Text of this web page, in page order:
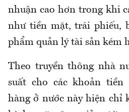
nhuận cao hơn trong khi
như tiền mặt, trái phiếu,
phẩm quản lý tài sản kém
Theo truyền thông nhà
suất cho các khoản
hàng ở nước này hiện chỉ